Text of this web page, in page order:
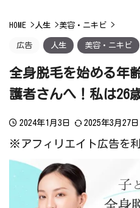
HOME > 人生 >美容・ニキビ >
広告 人生 美容・ニキビ
全身脱毛を始める年
護者さんへ！私は26
2024年1月3日 2025年3月27日
※アフィリエイト広告を